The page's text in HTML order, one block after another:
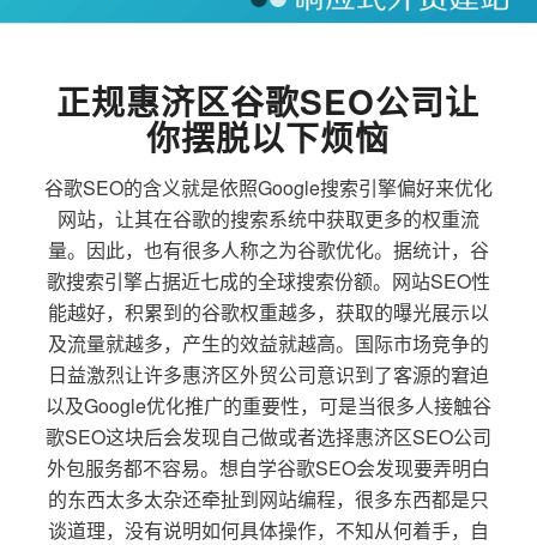
1 2
正规惠济区谷歌SEO公司让
你摆脱以下烦恼
谷歌SEO的含义就是依照Google搜索引擎偏好来优化
网站，让其在谷歌的搜索系统中获取更多的权重流
量。因此，也有很多人称之为谷歌优化。据统计，谷
歌搜索引擎占据近七成的全球搜索份额。网站SEO性
能越好，积累到的谷歌权重越多，获取的曝光展示以
及流量就越多，产生的效益就越高。国际市场竞争的
日益激烈让许多惠济区外贸公司意识到了客源的窘迫
以及Google优化推广的重要性，可是当很多人接触谷
歌SEO这块后会发现自己做或者选择惠济区SEO公司
外包服务都不容易。想自学谷歌SEO会发现要弄明白
的东西太多太杂还牵扯到网站编程，很多东西都是只
谈道理，没有说明如何具体操作，不知从何着手，自